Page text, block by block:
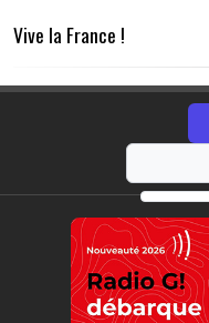
Vive la France !